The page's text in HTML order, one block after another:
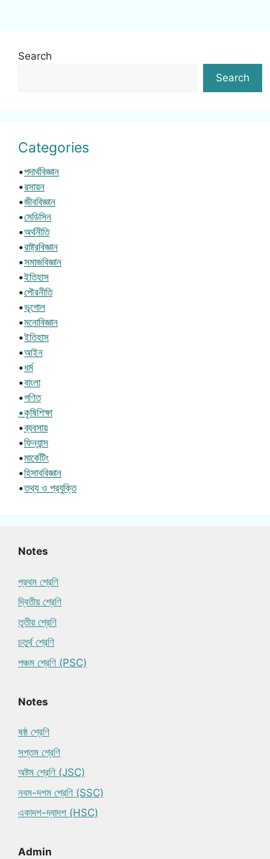
Search
Search
Categories
•পদার্থবিজ্ঞান
•রসায়ন
•জীববিজ্ঞান
•মেডিসিন
•অর্থনীতি
•রাষ্ট্রবিজ্ঞান
•সমাজবিজ্ঞান
•ইতিহাস
•পৌরনীতি
•ভূগোল
•মনোবিজ্ঞান
•ইতিহাস
•আইন
•ধর্ম
•বাংলা
•গণিত
•কৃষিশিক্ষা
•ব্যবসায়
•ফিন্যান্স
•মার্কেটিং
•হিসাববিজ্ঞান
•তথ্য ও প্রযুক্তি
Notes
প্রথম শ্রেণি
দ্বিতীয় শ্রেণি
তৃতীয় শ্রেণি
চতুর্থ শ্রেণি
পঞ্চম শ্রেণি (PSC)
Notes
ষষ্ঠ শ্রেণি
সপ্তম শ্রেণি
অষ্টম শ্রেণি (JSC)
নবম-দশম শ্রেণি (SSC)
একাদশ-দ্বাদশ (HSC)
Admin